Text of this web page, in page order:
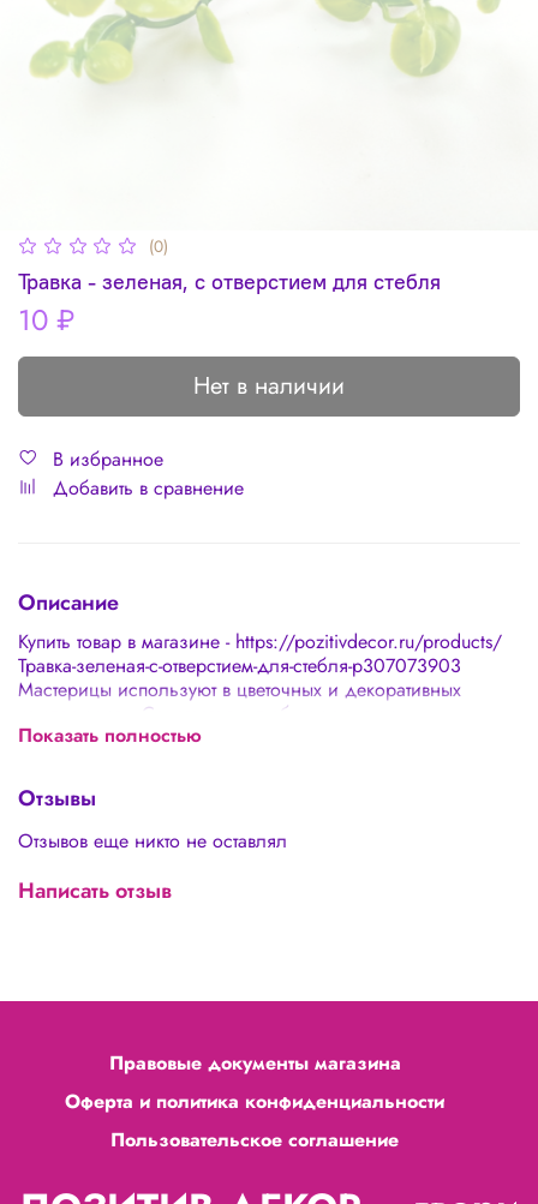
(0)
Травка - зеленая, с отверстием для стебля
10 ₽
Нет в наличии
В избранное
Добавить в сравнение
Описание
Купить товар в магазине - https://pozitivdecor.ru/products/
Травка-зеленая-с-отверстием-для-стебля-p307073903
Мастерицы используют в цветочных и декоративных
композициях. Сочетается с любыми видами
искусственных и живых растений. Отличное украшение
Можно просто промыть водой. - Долговечность.
Показать полностью
Отзывы
Отзывов еще никто не оставлял
Написать отзыв
Правовые документы магазина
Оферта и политика конфиденциальности
Пользовательское соглашение